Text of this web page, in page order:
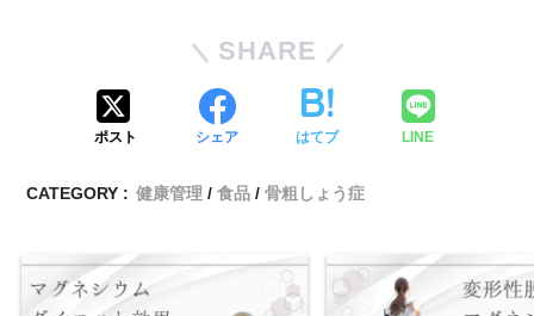
SHARE
ポスト シェア はてブ LINE
CATEGORY : 健康管理 食品 骨粗しょう症